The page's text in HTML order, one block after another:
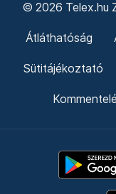
© 2026 Telex.hu
Átláthatóság
Sütitájékoztató